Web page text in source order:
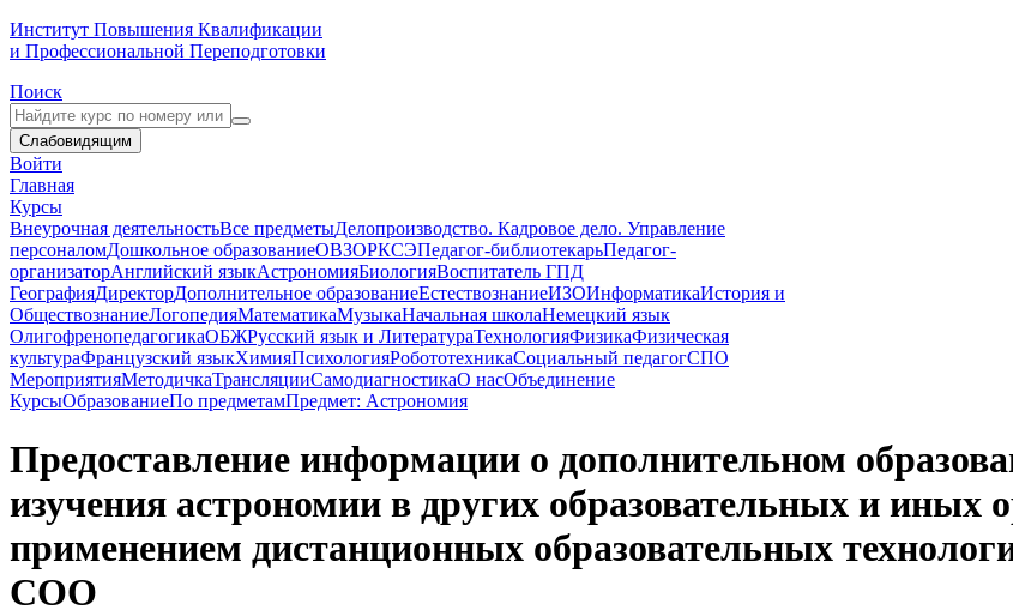
Институт Повышения Квалификации
и Профессиональной Переподготовки
Поиск
Слабовидящим
Войти
Главная
Курсы
Внеурочная деятельностьВсе предметыДелопроизводство. Кадровое дело. Управление
персоналомДошкольное образованиеОВЗОРКСЭПедагог-библиотекарьПедагог-
организаторАнглийский языкАстрономияБиологияВоспитатель ГПД
ГеографияДиректорДополнительное образованиеЕстествознаниеИЗОИнформатикаИстория и
ОбществознаниеЛогопедияМатематикаМузыкаНачальная школаНемецкий язык
ОлигофренопедагогикаОБЖРусский язык и ЛитератураТехнологияФизикаФизическая
культураФранцузский языкХимияПсихологияРобототехникаСоциальный педагогСПО
МероприятияМетодичкаТрансляцииСамодиагностикаО насОбъединение
КурсыОбразованиеПо предметамПредмет: Астрономия
Предоставление информации о дополнительном
изучения астрономии в других образовательных и иных
применением дистанционных образовательных
СОО